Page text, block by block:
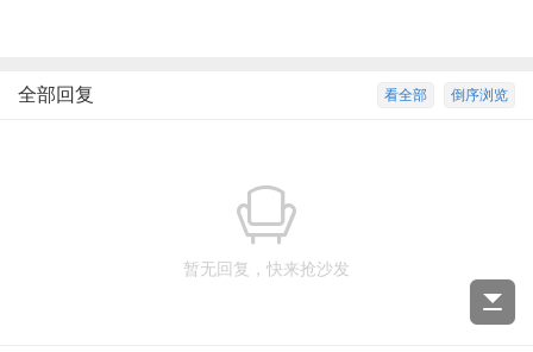
倒序浏览
看全部
全部回复
暂无回复，快来抢沙发